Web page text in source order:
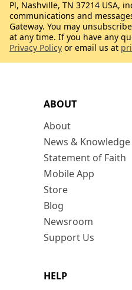
ABOUT
About
News & Knowledge
Statement of Faith
Mobile App
Store
Blog
Newsroom
Support Us
HELP
Pl, Nashville, TN 37214 USA,
communications and
Gateway. You may
at any time. If you have any
Privacy Policy or email us at